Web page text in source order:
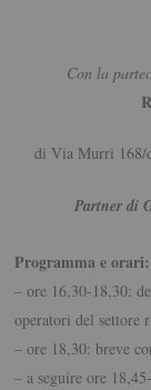
Con la
di Via Murri 168/
Partner di
Programma e orari:
– ore 16,30-18,30:
operatori del settore
– ore 18,30: breve
– a seguire ore